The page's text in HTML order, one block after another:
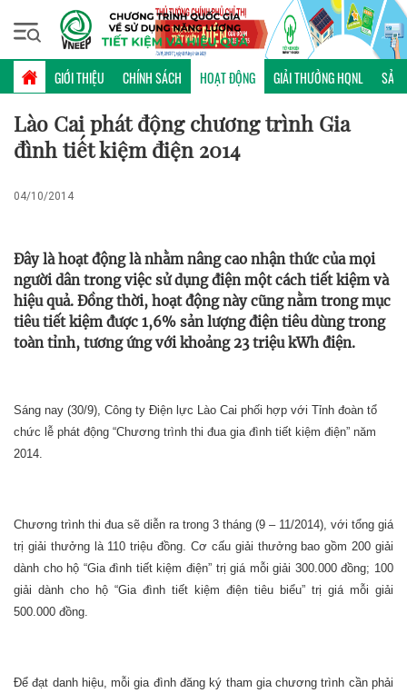
GIỚI THIỆU CHÍNH SÁCH HOẠT ĐỘNG GIẢI THƯỞNG HQNL SẢN
Thứ ba, 11/08/2026 | 03:30 GMT+7
HOẠT ĐỘNG
Lào Cai phát động chương trình Gia
đình tiết kiệm điện 2014
04/10/2014
Đây là hoạt động là nhằm nâng cao nhận thức của mọi
người dân trong việc sử dụng điện một cách tiết kiệm và
hiệu quả. Đồng thời, hoạt động này cũng nằm trong mục
tiêu tiết kiệm được 1,6% sản lượng điện tiêu dùng trong
toàn tỉnh, tương ứng với khoảng 23 triệu kWh điện.
Sáng nay (30/9), Công ty Điện lực Lào Cai phối hợp với Tỉnh đoàn tổ
chức lễ phát động “Chương trình thi đua gia đình tiết kiệm điện” năm
2014.
Chương trình thi đua sẽ diễn ra trong 3 tháng (9 – 11/2014), với tổng giá
trị giải thưởng là 110 triệu đồng. Cơ cấu giải thưởng bao gồm 200 giải
dành cho hộ “Gia đình tiết kiệm điện” trị giá mỗi giải 300.000 đồng; 100
giải dành cho hộ “Gia đình tiết kiệm điện tiêu biểu” trị giá mỗi giải
500.000 đồng.
Để đạt danh hiệu, mỗi gia đình đăng ký tham gia chương trình cần phải